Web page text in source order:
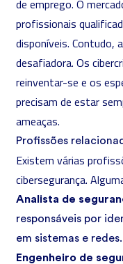
de emprego. O
profissionais
disponíveis. Contudo,
desafiadora. Os
reinventar-se e os
precisam de estar
ameaças.
Profissões
Existem várias
cibersegurança.
Analista de
responsáveis por
em sistemas e redes.
Engenheiro de